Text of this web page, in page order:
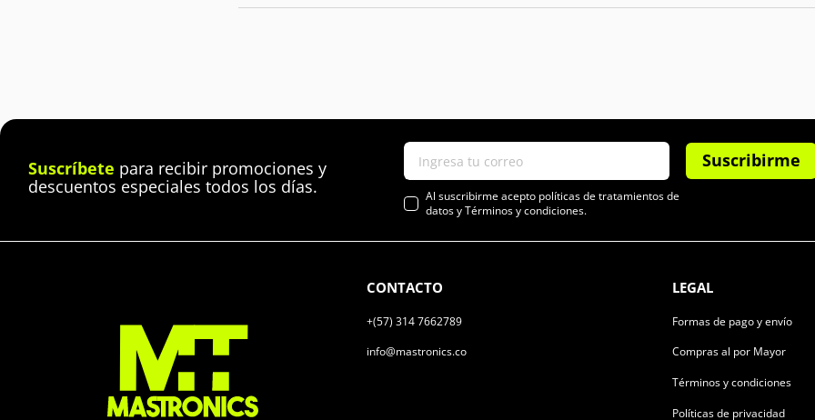
Suscríbete para recibir promociones y
descuentos especiales todos los días.
Suscribirme
Al suscribirme acepto políticas de tratamientos de
datos y Términos y condiciones.
CONTACTO
+(57) 314 7662789
info@mastronics.co
LEGAL
Formas de pago y envío
Compras al por Mayor
Términos y condiciones
Políticas de privacidad